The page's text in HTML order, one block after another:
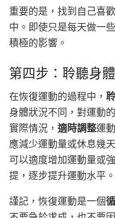
重要的是，找到自己喜
中。即使只是每天做一
積極的影響。
第四步：聆聽身
在恢復運動的過程中，
身體狀況不同，對運動
實際情況， 適時調整運
應減少運動量或休息幾
可以適度增加運動量或
提，逐步提升運動水平。
謹記，恢復運動是一個